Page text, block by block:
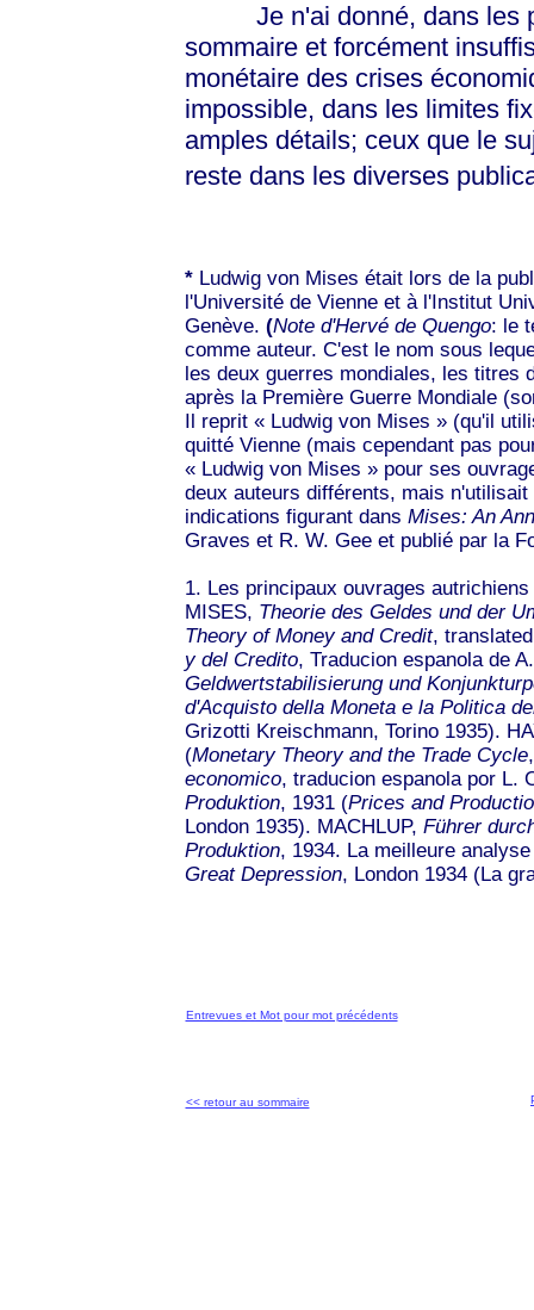
Je n'ai donné, dans les
sommaire et forcément
monétaire des crises
impossible, dans les limites
amples détails; ceux que le
reste dans les diverses
*Ludwig von Mises était lors de la
l'Université de Vienne et à l'Institut
Genève. (Note d'Hervé de Quengo: le
comme auteur. C'est le nom sous
les deux guerres mondiales, les titres
après la Première Guerre Mondiale
Il reprit « Ludwigvon Mises »(qu'il
quitté Vienne (mais cependant pas
« Ludwigvon Mises »pour ses
deux auteurs différents, mais
indications figurant dans Mises: An
Graves et R. W. Gee et publié par la
1. Les principaux ouvrages
MISES, Theorie des Geldes und der
Theory of Money and Credit,
y del Credito, Traducion espanola de
Geldwertstabilisierung und
d'Acquisto della Moneta e la Politica
Grizotti Kreischmann, Torino 1935).
(Monetary Theory and the Trade Cycle
economico, traducion espanola por L.
Produktion, 1931 (Prices and
London 1935). MACHLUP, Führer
Produktion, 1934. La meilleure
Great Depression, London 1934 (La
Entrevues et Mot pour mot précédents
<< retour au sommaire